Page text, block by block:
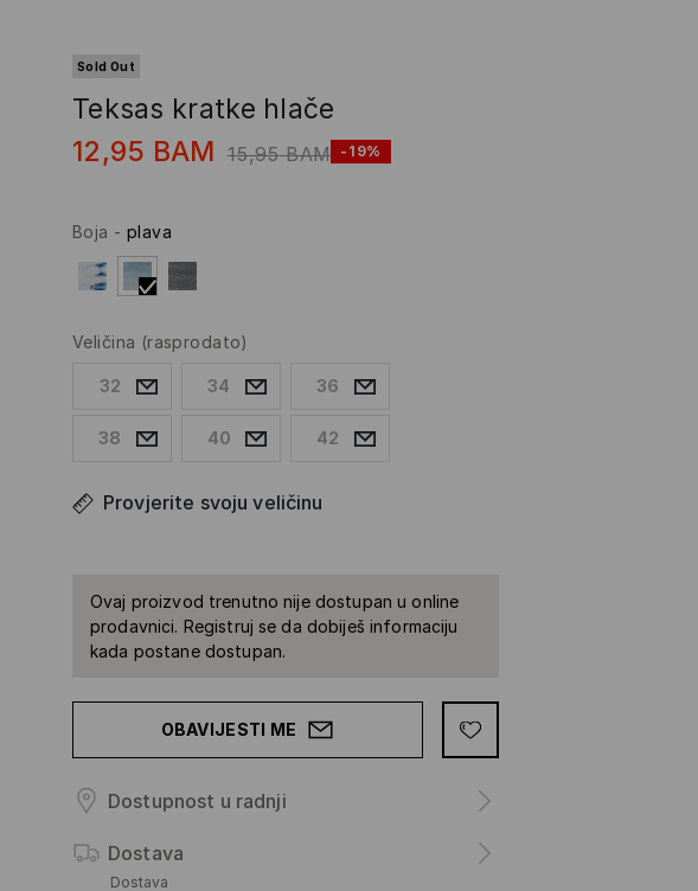
Sold Out
Teksas kratke hlače
12,95 BAM 15,95 BAM -19%
Boja - plava
Veličina (rasprodato)
32 34 36
38 40 42
Provjerite svoju veličinu
Ovaj proizvod trenutno nije dostupan u online
prodavnici. Registruj se da dobiješ informaciju
kada postane dostupan.
OBAVIJESTI ME
Dostupnost u radnji
Dostava
Dostava